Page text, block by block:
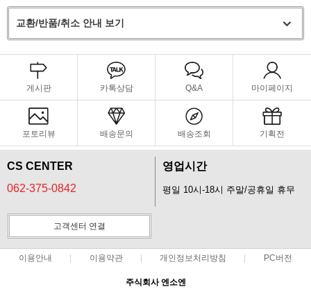
교환/반품/취소 안내 보기
게시판 카톡상담 Q&A 마이페이지
포토리뷰 배송문의 배송조회 기획전
CS CENTER
062-375-0842
영업시간
평일 10시-18시 주말/공휴일 휴무
고객센터 연결
이용안내 이용약관 개인정보처리방침 PC버전
주식회사 엔소엔